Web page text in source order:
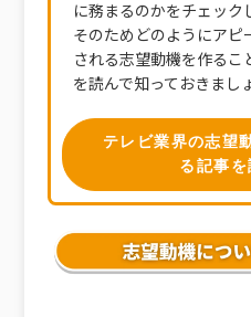
に務まるのかをチェック
そのためどのようにアピ
される志望動機を作るこ
を読んで知っておきまし
テレビ業界の志望
る記事